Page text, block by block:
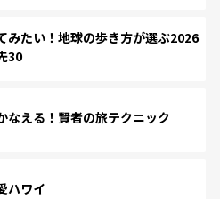
みたい！地球の歩き方が選ぶ2026
30
なえる！賢者の旅テクニック
ハワイ